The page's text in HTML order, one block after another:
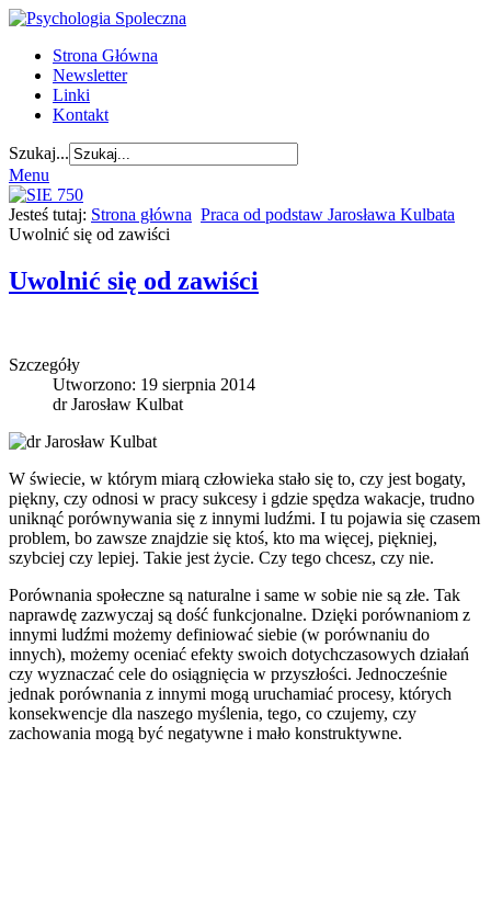
Strona Główna
Newsletter
Linki
Kontakt
Szukaj...
Menu
Jesteś tutaj: Strona główna Praca od podstaw Jarosława Kulbata
Uwolnić się od zawiści
Uwolnić się od zawiści
Szczegóły
Utworzono: 19 sierpnia 2014
dr Jarosław Kulbat
W świecie, w którym miarą człowieka stało się to, czy jest bogaty,
piękny, czy odnosi w pracy sukcesy i gdzie spędza wakacje, trudno
uniknąć porównywania się z innymi ludźmi. I tu pojawia się czasem
problem, bo zawsze znajdzie się ktoś, kto ma więcej, piękniej,
szybciej czy lepiej. Takie jest życie. Czy tego chcesz, czy nie.
Porównania społeczne są naturalne i same w sobie nie są złe. Tak
naprawdę zazwyczaj są dość funkcjonalne. Dzięki porównaniom z
innymi ludźmi możemy definiować siebie (w porównaniu do
innych), możemy oceniać efekty swoich dotychczasowych działań
czy wyznaczać cele do osiągnięcia w przyszłości. Jednocześnie
jednak porównania z innymi mogą uruchamiać procesy, których
konsekwencje dla naszego myślenia, tego, co czujemy, czy
zachowania mogą być negatywne i mało konstruktywne.